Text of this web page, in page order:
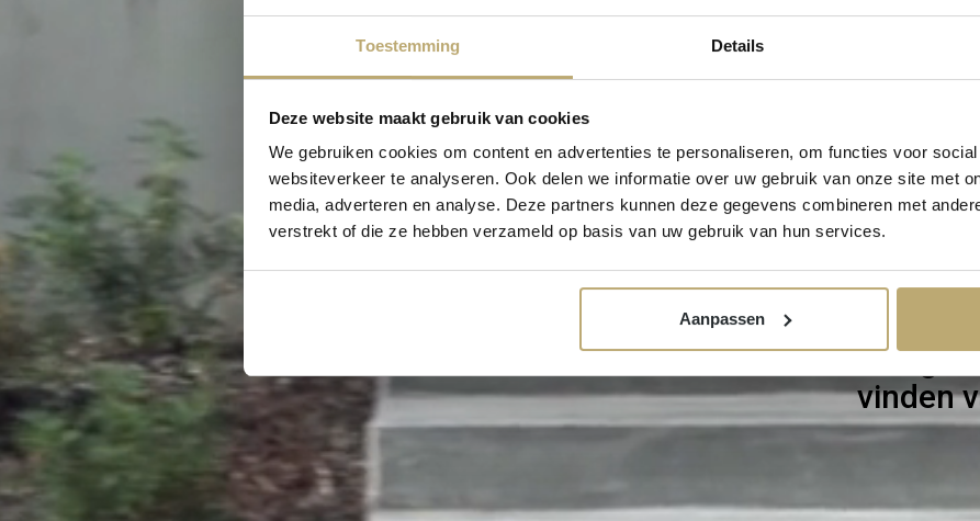
Toestemming Details
Deze website maakt gebruik van cookies
We gebruiken cookies om content en advertenties te personaliseren, om functies voor
websiteverkeer te analyseren. Ook delen we informatie over uw gebruik van onze site met
media, adverteren en analyse. Deze partners kunnen deze gegevens combineren met
verstrekt of die ze hebben verzameld op basis van uw gebruik van hun services.
Aanpassen
We
vinden